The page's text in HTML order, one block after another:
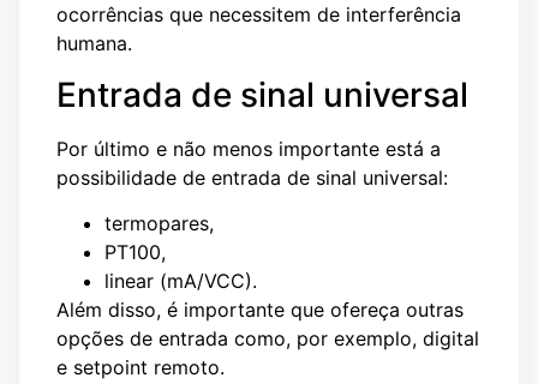
ocorrências que necessitem de interferência
humana.
Entrada de sinal universal
Por último e não menos importante está a
possibilidade de entrada de sinal universal:
termopares,
PT100,
linear (mA/VCC).
Além disso, é importante que ofereça outras
opções de entrada como, por exemplo, digital
e setpoint remoto.